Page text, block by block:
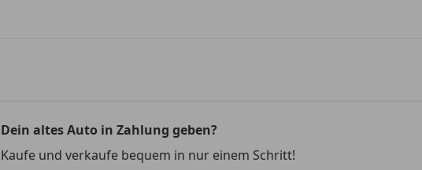
Dein altes Auto in Zahlung geben?
Kaufe und verkaufe bequem in nur einem Schritt!